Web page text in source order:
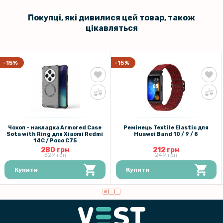
199 грн
Захисне скло Full Screen для Xiaomi Poco F7 Ultra / Redmi K80 Pro
95 грн
119 грн
Захисне скло Tempered Glass 2.5D для Xiaomi Poco F7 Ultra / Redmi
K80 Pro на задню камеру
119 грн
Захисна рамка із склом Tempered Glass для Xiaomi Poco F7 Ultra /
Redmi K80 Pro на задню камеру, Black
Покупці, які дивилися цей товар, також
цікавляться
-15%
Чохол - накладка Armored Case
Sota with Ring для Xiaomi Redmi
14C / Poco C75
280 грн
329 грн
Купити
-15%
Ремінець Textile Elastic для
Huawei Band 10 / 9 / 8​
212 грн
249 грн
Купити